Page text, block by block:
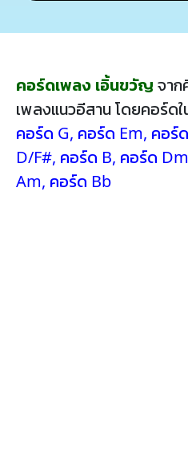
คอร์ดเพลง เอิ้นขวัญ จา
เพลงแนวอีสาน โดยคอร์ด
คอร์ด G, คอร์ด Em, คอร์
D/F#, คอร์ด B, คอร์ด Dm
Am, คอร์ด Bb